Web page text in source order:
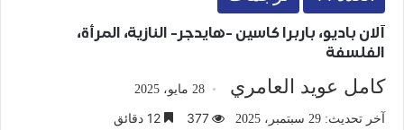
آلان باديو، باربرا كاسين -هايدجر- النازية، المرأة،
الفلسفة
كامل عويد العامري 28 مايو، 2025
آخر تحديث: 29 سبتمبر، 2025 377